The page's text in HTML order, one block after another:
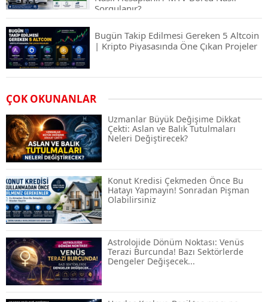
Sorgulanır?
Bugün Takip Edilmesi Gereken 5 Altcoin
| Kripto Piyasasında Öne Çıkan Projeler
Airdrop Nasıl Alınır? Kripto Para Airdrop
Rehberi ve Güvenli Katılım Yöntemleri
Spot ve Vadeli İşlem Arasındaki Farklar |
Hangi Piyasa Sizin İçin Daha Uygun?
ABD-İran Anlaşması Sonrası Altın
Rekora Koştu, Petrol Fiyatları Sert Düştü
Temmuz 2026 Maaş Zammı Netleşiyor!
Memur, Emekli ve Sosyal Yardımlarda
Yeni Oranlar
ÇOK OKUNANLAR
Uzmanlar Büyük Değişime Dikkat
Çekti: Aslan ve Balık Tutulmaları
Neleri Değiştirecek?
Konut Kredisi Çekmeden Önce Bu
Hatayı Yapmayın! Sonradan Pişman
Olabilirsiniz
Astrolojide Dönüm Noktası: Venüs
Terazi Burcunda! Bazı Sektörlerde
Dengeler Değişecek...